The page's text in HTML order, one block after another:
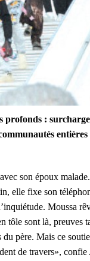
: surcharge
entières
son époux
elle fixe son
Moussa
sont là, preuves
du père. Mais ce
de travers»,